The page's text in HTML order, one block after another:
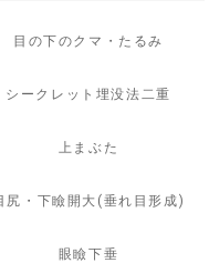
目の下のクマ・たるみ
シークレット埋没法二重
上まぶた
尻・下瞼開大(垂れ目形成)
眼瞼下垂